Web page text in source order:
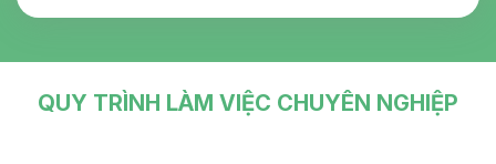
QUY TRÌNH LÀM VIỆC CHUYÊN NGHIỆP